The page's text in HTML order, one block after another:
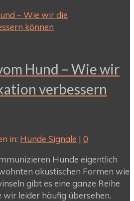
Hund – Wie wir
verbessern
in: Hunde Signale | 0
Hunde eigentlich
akustischen Formen wie
gibt es eine ganze Reihe
wir leider häufig übersehen.